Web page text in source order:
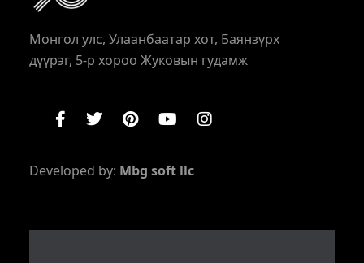
Монгол улс, Улаанбаатар хот, Баянзүрх
дүүрэг, 5-р хороо Жуковын гудамж
Developed by: Mbg soft llc